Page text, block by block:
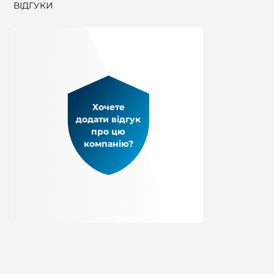
ВІДГУКИ
Хочете
додати відгук
про цю
компанію?